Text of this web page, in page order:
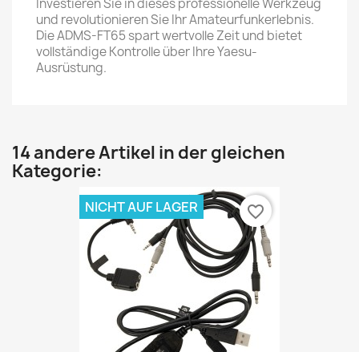
Investieren Sie in dieses professionelle Werkzeug
und revolutionieren Sie Ihr Amateurfunkerlebnis.
Die ADMS-FT65 spart wertvolle Zeit und bietet
vollständige Kontrolle über Ihre Yaesu-
Ausrüstung.
14 andere Artikel in der gleichen
Kategorie:
NICHT AUF LAGER favorite_border